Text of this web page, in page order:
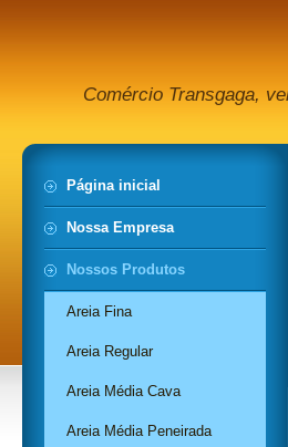
Comércio Transgaga,
Página inicial
Nossa Empresa
Nossos Produtos
Areia Fina
Areia Regular
Areia Média Cava
Areia Média Peneirada